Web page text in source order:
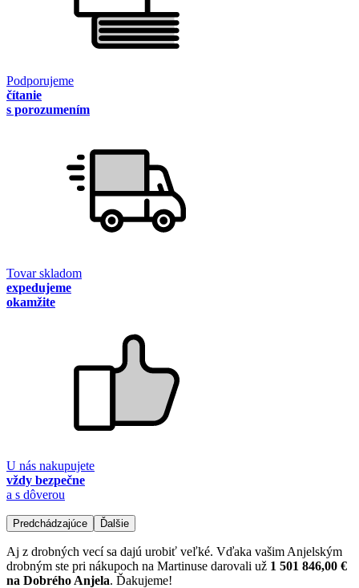
Podporujeme
čítanie
s porozumením
Tovar skladom
expedujeme
okamžite
U nás nakupujete
vždy bezpečne
a s dôverou
Predchádzajúce Ďalšie
Aj z drobných vecí sa dajú urobiť veľké. Vďaka vašim Anjelským
drobným ste pri nákupoch na Martinuse darovali už 1 501 846,00 €
na Dobrého Anjela. Ďakujeme!